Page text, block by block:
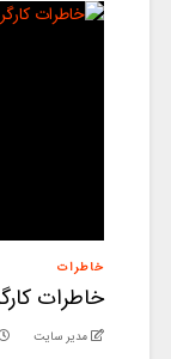
خاطرات
خاطرات
مدیر سایت